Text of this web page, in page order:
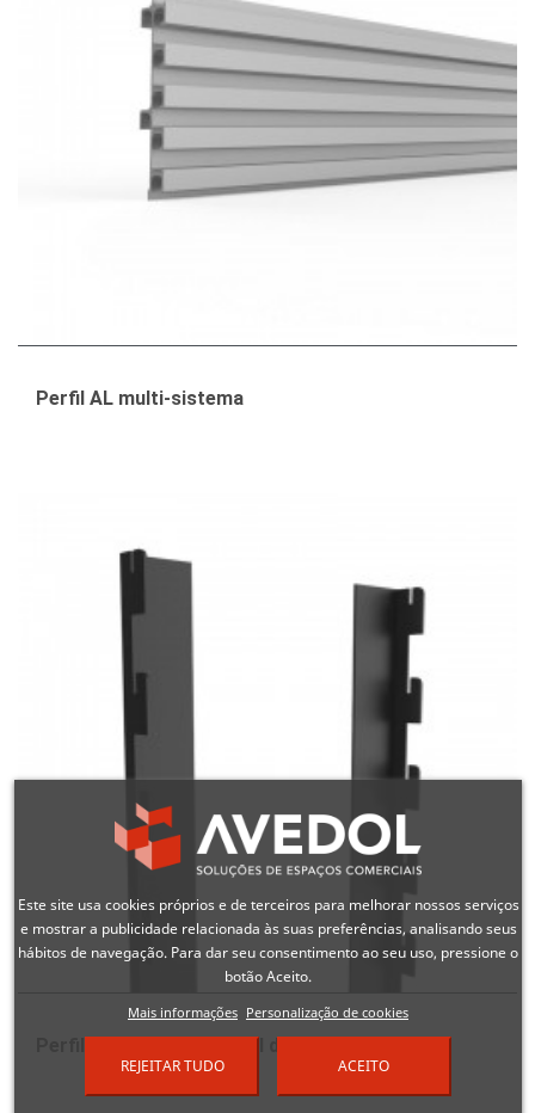
Perfil AL multi-sistema
Perfil suporte para painel de alumínio
Este site usa cookies próprios e de terceiros para melhorar nossos serviços
e mostrar a publicidade relacionada às suas preferências, analisando seus
hábitos de navegação. Para dar seu consentimento ao seu uso, pressione o
botão Aceito.
Mais informações Personalização de cookies
REJEITAR TUDO ACEITO